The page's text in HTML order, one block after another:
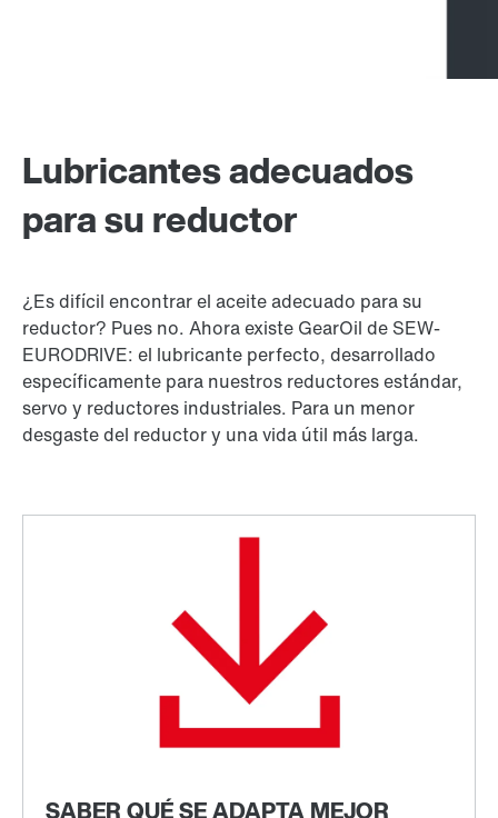
Lubricantes adecuados
para su reductor
¿Es difícil encontrar el aceite adecuado para su
reductor? Pues no. Ahora existe GearOil de SEW-
EURODRIVE: el lubricante perfecto, desarrollado
específicamente para nuestros reductores estándar,
servo y reductores industriales. Para un menor
desgaste del reductor y una vida útil más larga.